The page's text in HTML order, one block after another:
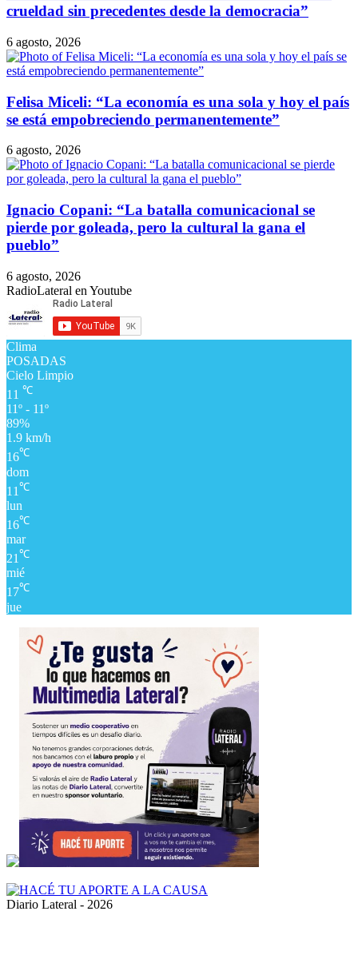
crueldad sin precedentes desde la democracia”
6 agosto, 2026
Felisa Miceli: “La economía es una sola y hoy el país
se está empobreciendo permanentemente”
6 agosto, 2026
Ignacio Copani: “La batalla comunicacional se
pierde por goleada, pero la cultural la gana el
pueblo”
6 agosto, 2026
RadioLateral en Youtube
Clima
POSADAS
Cielo Limpio
11 ℃
11º - 11º
89%
1.9 km/h
16℃
dom
11 ℃
lun
16℃
mar
21℃
mié
17℃
jue
Diario Lateral - 2026